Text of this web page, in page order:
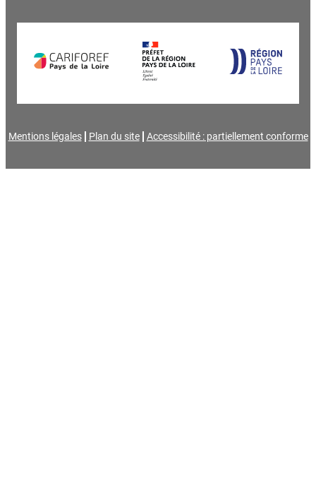
Mentions légales Plan du site Accessibilité : partiellement conforme